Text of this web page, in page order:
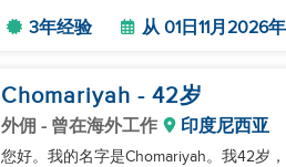
3年经验 从 01日11月2026
Chomariyah - 42岁
外佣 - 曾在海外工作 印度尼西亚
您好。我的名字是Chomariyah。我42岁